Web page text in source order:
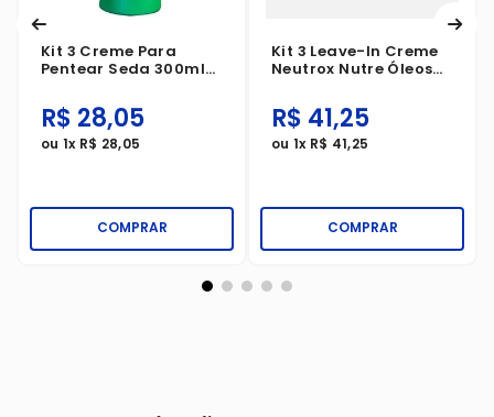
Kit 3 Creme Para
Pentear Seda 300ml
R$ 28,05
ou 1x R$ 28,05
COMPRAR
Kit 3 Leave-In Creme
Neutrox Nutre Óleos
R$ 41,25
ou 1x R$ 41,25
COMPRAR